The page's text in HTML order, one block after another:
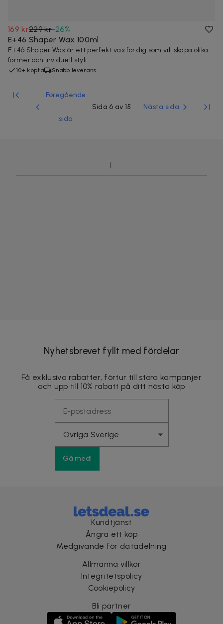
169 kr229 kr-26%
E+46 Shaper Wax 100ml
E+46 Shaper Wax är ett perfekt vax för dig som vill skapa olika
former och inviduell styli...
10+ köpta Snabb leverans
Föregående
sida
Sida 6 av 15 Nästa sida
Nyhetsbrevet fyllt med fördelar
Få exklusiva rabatter, förtur till stora kampanjer
och upp till 10% rabatt på ditt nästa köp
Gå med!
Kundtjänst
Ångra ett köp
Medgivande för datadelning
Allmänna villkor
Integritetspolicy
Cookiepolicy
Bli partner